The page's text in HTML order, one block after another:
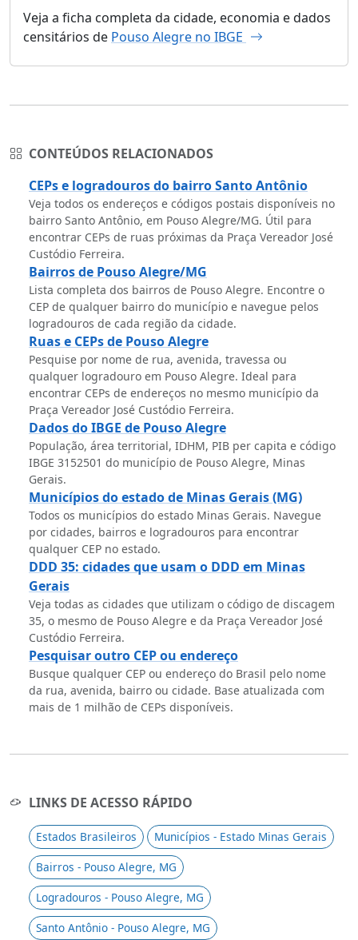
Veja a ficha completa da cidade, economia e dados
censitários de Pouso Alegre no IBGE
CONTEÚDOS RELACIONADOS
CEPs e logradouros do bairro Santo Antônio
Veja todos os endereços e códigos postais disponíveis no
bairro Santo Antônio, em Pouso Alegre/MG. Útil para
encontrar CEPs de ruas próximas da Praça Vereador José
Custódio Ferreira.
Bairros de Pouso Alegre/MG
Lista completa dos bairros de Pouso Alegre. Encontre o
CEP de qualquer bairro do município e navegue pelos
logradouros de cada região da cidade.
Ruas e CEPs de Pouso Alegre
Pesquise por nome de rua, avenida, travessa ou
qualquer logradouro em Pouso Alegre. Ideal para
encontrar CEPs de endereços no mesmo município da
Praça Vereador José Custódio Ferreira.
Dados do IBGE de Pouso Alegre
População, área territorial, IDHM, PIB per capita e código
IBGE 3152501 do município de Pouso Alegre, Minas
Gerais.
Municípios do estado de Minas Gerais (MG)
Todos os municípios do estado Minas Gerais. Navegue
por cidades, bairros e logradouros para encontrar
qualquer CEP no estado.
DDD 35: cidades que usam o DDD em Minas
Gerais
Veja todas as cidades que utilizam o código de discagem
35, o mesmo de Pouso Alegre e da Praça Vereador José
Custódio Ferreira.
Pesquisar outro CEP ou endereço
Busque qualquer CEP ou endereço do Brasil pelo nome
da rua, avenida, bairro ou cidade. Base atualizada com
mais de 1 milhão de CEPs disponíveis.
LINKS DE ACESSO RÁPIDO
Estados Brasileiros
Municípios - Estado Minas Gerais
Bairros - Pouso Alegre, MG
Logradouros - Pouso Alegre, MG
Santo Antônio - Pouso Alegre, MG